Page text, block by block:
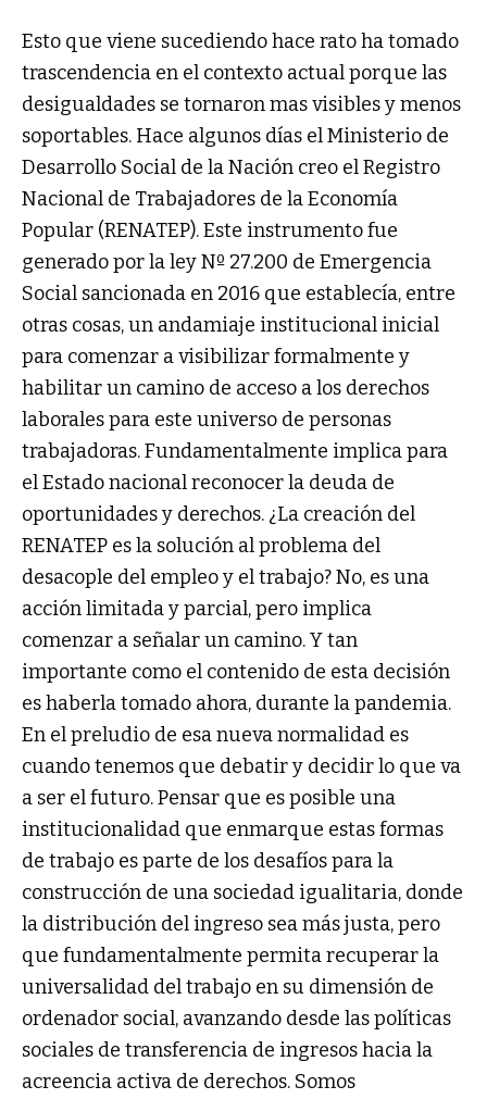
Esto que viene sucediendo hace rato ha tomado
trascendencia en el contexto actual porque las
desigualdades se tornaron mas visibles y menos
soportables. Hace algunos días el Ministerio de
Desarrollo Social de la Nación creo el Registro
Nacional de Trabajadores de la Economía
Popular (RENATEP). Este instrumento fue
generado por la ley Nº 27.200 de Emergencia
Social sancionada en 2016 que establecía, entre
otras cosas, un andamiaje institucional inicial
para comenzar a visibilizar formalmente y
habilitar un camino de acceso a los derechos
laborales para este universo de personas
trabajadoras. Fundamentalmente implica para
el Estado nacional reconocer la deuda de
oportunidades y derechos. ¿La creación del
RENATEP es la solución al problema del
desacople del empleo y el trabajo? No, es una
acción limitada y parcial, pero implica
comenzar a señalar un camino. Y tan
importante como el contenido de esta decisión
es haberla tomado ahora, durante la pandemia.
En el preludio de esa nueva normalidad es
cuando tenemos que debatir y decidir lo que va
a ser el futuro. Pensar que es posible una
institucionalidad que enmarque estas formas
de trabajo es parte de los desafíos para la
construcción de una sociedad igualitaria, donde
la distribución del ingreso sea más justa, pero
que fundamentalmente permita recuperar la
universalidad del trabajo en su dimensión de
ordenador social, avanzando desde las políticas
sociales de transferencia de ingresos hacia la
acreencia activa de derechos. Somos